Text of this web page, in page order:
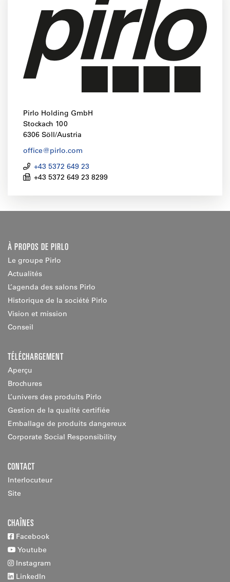
Pirlo Holding GmbH
Stockach 100
6306 Söll/Austria
office@pirlo.com
+43 5372 649 23
+43 5372 649 23 8299
À PROPOS DE PIRLO
Le groupe Pirlo
Actualités
L’agenda des salons Pirlo
Historique de la société Pirlo
Vision et mission
Conseil
TÉLÉCHARGEMENT
Aperçu
Brochures
L’univers des produits Pirlo
Gestion de la qualité certifiée
Emballage de produits dangereux
Corporate Social Responsibility
CONTACT
Interlocuteur
Site
CHAÎNES
Facebook
Youtube
Instagram
LinkedIn